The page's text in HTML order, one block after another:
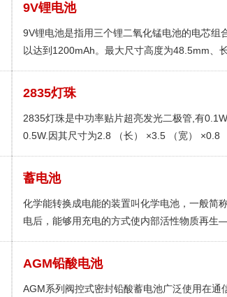
9V锂电池
9V锂电池是指用三个锂二氧化锰电池的电芯组
以达到1200mAh。最大尺寸高度为48.5mm、
常温下保存期超过十年，年自放电在2%以下。
容量高，相当于碳性电池的五倍，碱性电池的
2835灯珠
2835灯珠是中功率贴片超亮发光二极管,有
0.5W.因其尺寸为2.8 （长） ×3.5 （宽） ×0.8
珠。
蓄电池
化学能转换成电能的装置叫化学电池，一般简
电后，能够用充电的方式使内部活性物质再生
电池称为蓄电池(Storage Battery)，也称二次电
电池即是贮存化学能量，于必要时放出电能的
设备。
AGM铅酸电池
AGM系列阀控式密封铅酸蓄电池广泛使用在通